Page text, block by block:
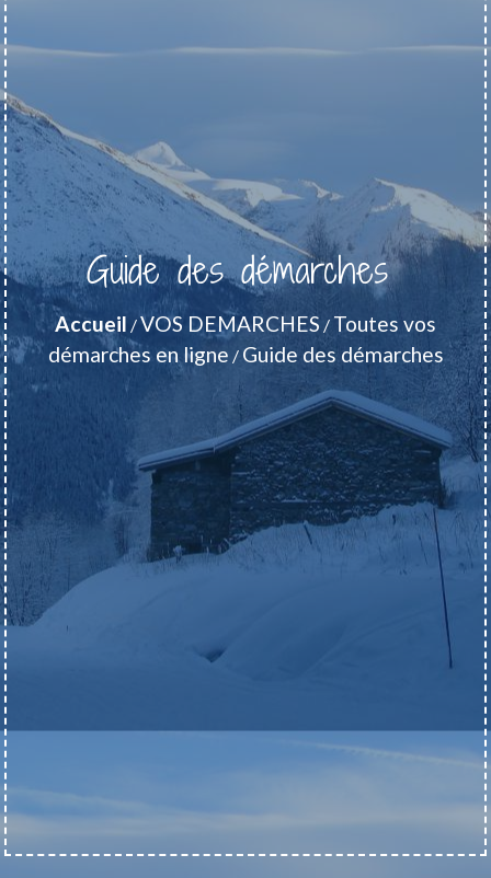
Guide des démarches
Accueil /VOS DEMARCHES / Toutes vos
démarches en ligne / Guide des démarches